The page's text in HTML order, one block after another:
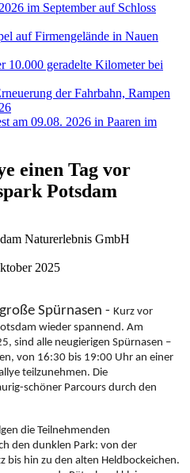
im September auf Schloss
auf Firmengelände in Nauen
10.000 geradelte Kilometer bei
der Fahrbahn, Rampen
am 09.08. 2026 in Paaren im
einen Tag vor
Potsdam
Naturerlebnis GmbH
2025
Spürnasen - Kurz vor
wieder spannend. Am
sind alle neugierigen Spürnasen –
von 16:30 bis 19:00 Uhr an einer
teilzunehmen. Die
schöner Parcours durch den
die Teilnehmenden
den dunklen Park: von der
bis hin zu den alten Heldbockeichen.